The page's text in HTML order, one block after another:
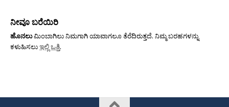
ನೀವೂ ಬರೆಯಿರಿ
ಹೊನಲುಮಿಂಬಾಗಿಲು ನಿಮಗಾಗಿ ಯಾವಾಗಲೂ ತೆರೆದಿರುತ್ತದೆ. ನಿಮ್ಮ ಬರಹಗಳನ್ನು
ಕಳುಹಿಸಲುಇಲ್ಲಿ ಒತ್ತಿ.